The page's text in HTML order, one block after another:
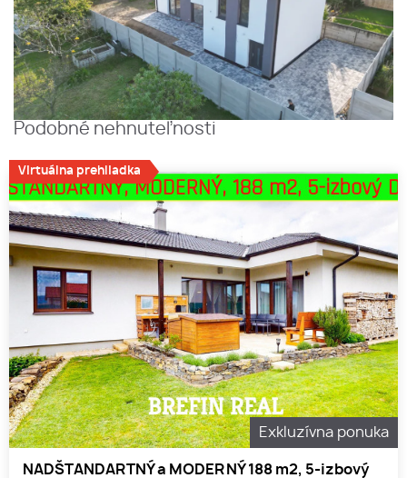
Podobné nehnuteľnosti
Exkluzívna ponuka
NADŠTANDARTNÝ a MODERNÝ 188 m2, 5-izbový
Virtuálna prehliadka